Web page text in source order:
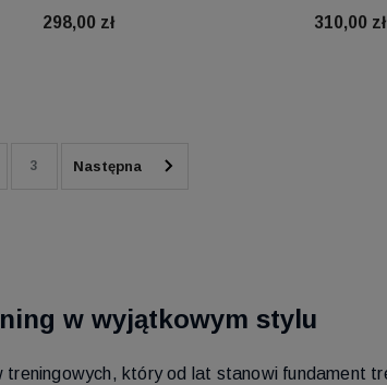
298,00 zł 310,00 zł
3
w wyjątkowym stylu
treningowych, który od lat stanowi fundament